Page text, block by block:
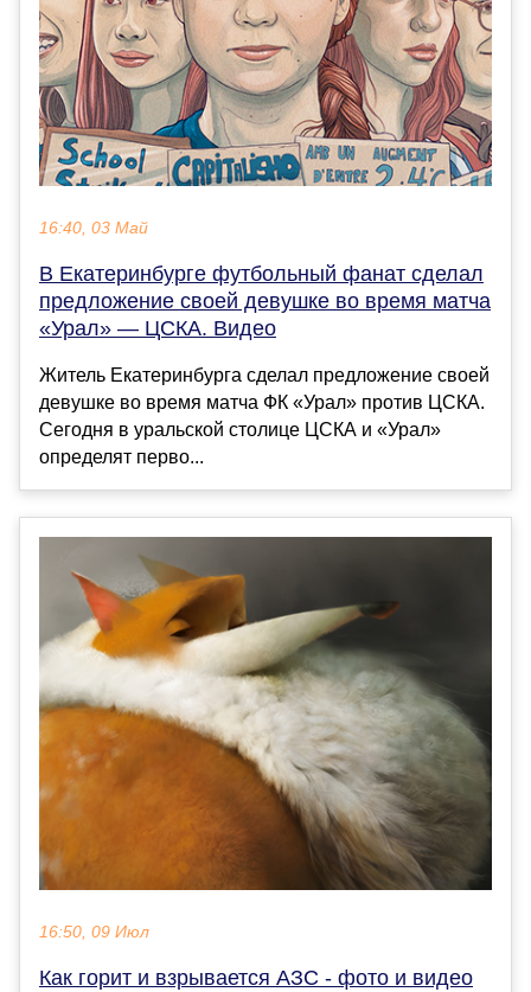
16:40, 03 Май
В Екатеринбурге футбольный фанат сделал
предложение своей девушке во время матча
«Урал» — ЦСКА. Видео
Житель Екатеринбурга сделал предложение своей
девушке во время матча ФК «Урал» против ЦСКА.
Сегодня в уральской столице ЦСКА и «Урал»
определят перво...
16:50, 09 Июл
Как горит и взрывается АЗС - фото и видео